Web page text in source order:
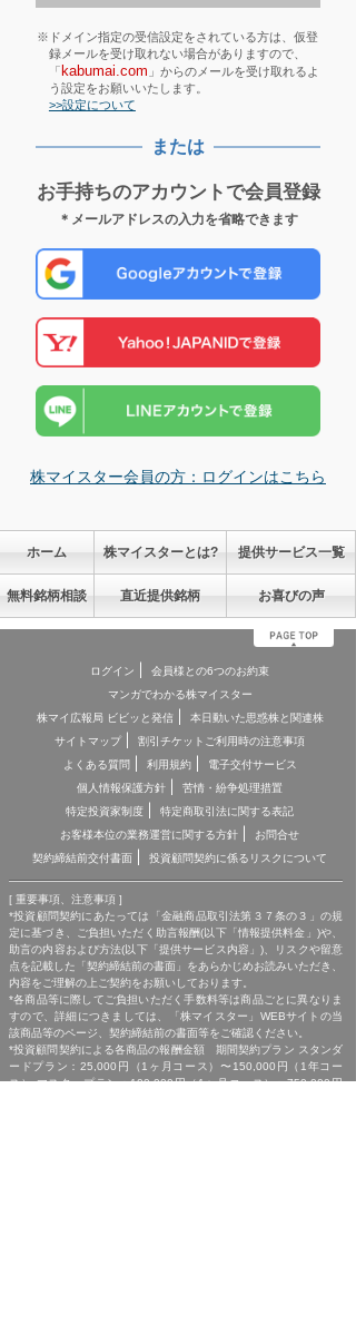
※ドメイン指定の受信設定をされている方は、仮登
録メールを受け取れない場合がありますので、
「 kabumai.com 」からのメールを受け取れるよ
う設定をお願いいたします。
>>設定について
または
お手持ちのアカウントで会員登録
＊メールアドレスの入力を省略できます
株マイスター会員の方：ログインはこちら
ホーム 株マイスターとは? 提供サービス一覧
無料銘柄相談 直近提供銘柄 お喜びの声
ログイン
会員様との6つのお約束
マンガでわかる株マイスター
株マイ広報局 ビビッと発信
本日動いた思惑株と関連株
サイトマップ
割引チケットご利用時の注意事項
よくある質問
利用規約
電子交付サービス
個人情報保護方針
苦情・紛争処理措置
特定投資家制度
特定商取引法に関する表記
お客様本位の業務運営に関する方針
お問合せ
契約締結前交付書面
投資顧問契約に係るリスクについて
[ 重要事項、注意事項 ]
*投資顧問契約にあたっては「金融商品取引法第３７条の３」の規
定に基づき、ご負担いただく助言報酬(以下「情報提供料金」)や、
助言の内容および方法(以下「提供サービス内容」)、リスクや留意
点を記載した「契約締結前の書面」をあらかじめお読みいただき、
内容をご理解の上ご契約をお願いしております。
*各商品等に際してご負担いただく手数料等は商品ごとに異なりま
すので、詳細につきましては、「株マイスター」WEBサイトの当
該商品等のページ、契約締結前の書面等をご確認ください。
*投資顧問契約による各商品の報酬金額 期間契約プラン スタンダ
ードプラン：25,000円（1ヶ月コース）〜150,000円（1年コー
ス） マスタープラン：100,000円（1ヶ月コース）〜750,000円